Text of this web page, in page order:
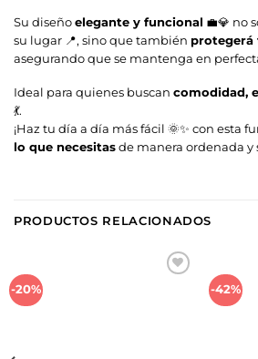
Su diseño elegante y funcional 💼💎 no
su lugar 📍, sino que también protegerá
asegurando que se mantenga en
Ideal para quienes buscan comodidad,
💃.
¡Haz tu día a día más fácil 🌞✨ con esta
lo que necesitas de manera ordenada y
PRODUCTOS RELACIONADOS
-20% -42%